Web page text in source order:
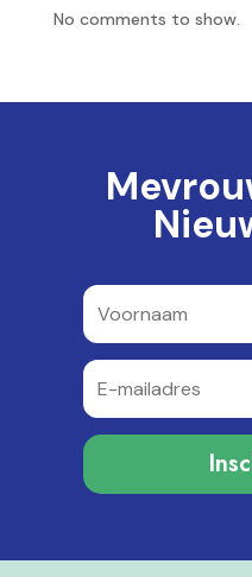
No comments to show.